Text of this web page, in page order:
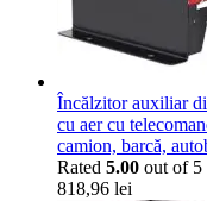
Încălzitor auxiliar
cu aer cu
camion, barcă,
Rated 5.00 out of 5
818,96 lei